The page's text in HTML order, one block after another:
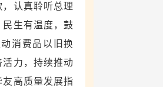
认真聆听总理
生有温度，鼓
消费品以旧换
力，持续推动
高质量发展指